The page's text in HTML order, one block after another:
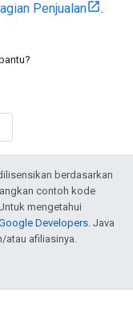
Penjualan .
berdasarkan
contoh kode
mengetahui
Developers. Java
atau afiliasinya.